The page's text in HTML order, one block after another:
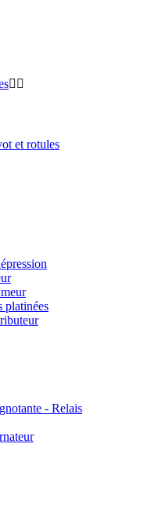
 
et rotules
platinées
- Relais